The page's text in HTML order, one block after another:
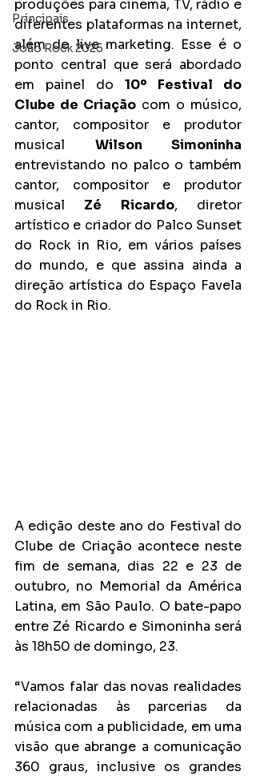
Principais
João Rock 2025
produções para cinema, TV, rádio e
diferentes plataformas na internet,
além de live marketing. Esse é o
ponto central que será abordado
em painel do 10º Festival do
Clube de Criação com o músico,
cantor, compositor e produtor
musical Wilson Simoninha
entrevistando no palco o também
cantor, compositor e produtor
musical Zé Ricardo, diretor
artístico e criador do Palco Sunset
do Rock in Rio, em vários países
do mundo, e que assina ainda a
direção artística do Espaço Favela
do Rock in Rio.
A edição deste ano do Festival do
Clube de Criação acontece neste
fim de semana, dias 22 e 23 de
outubro, no Memorial da América
Latina, em São Paulo. O bate-papo
entre Zé Ricardo e Simoninha será
às 18h50 de domingo, 23.
“Vamos falar das novas realidades
relacionadas às parcerias da
música com a publicidade, em uma
visão que abrange a comunicação
360 graus, inclusive os grandes